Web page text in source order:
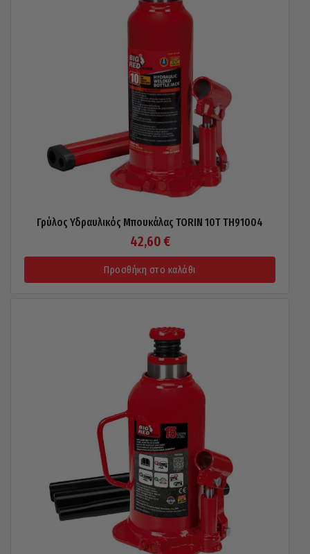
Γρύλος Υδραυλικός Μπουκάλας TORIN 10T TH91004
42,60 €
Προσθήκη στο καλάθι